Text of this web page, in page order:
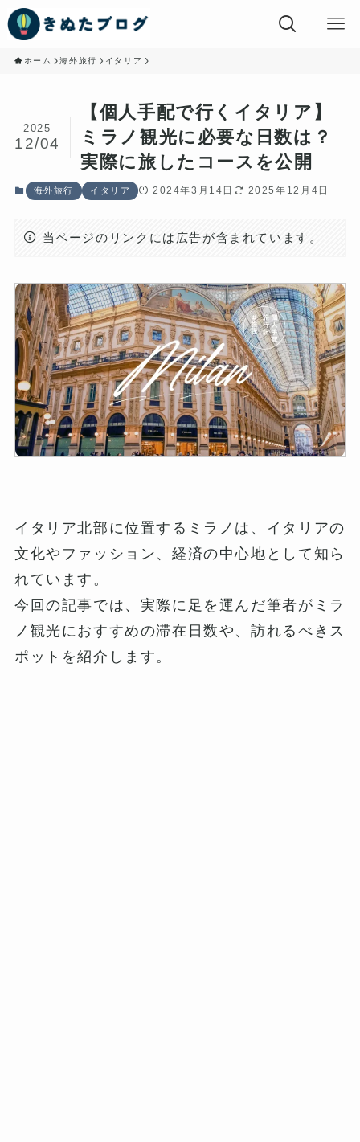
ホーム 海外旅行 イタリア
【個人手配で行くイタリア】
ミラノ観光に必要な日数は？
実際に旅したコースを公開
2025
12/04
海外旅行 イタリア 2024年3月14日 2025年12月4日
当ページのリンクには広告が含まれています。
イタリア北部に位置するミラノは、イタリアの
文化やファッション、経済の中心地として知ら
れています。
今回の記事では、実際に足を運んだ筆者がミラ
ノ観光におすすめの滞在日数や、訪れるべきス
ポットを紹介します。